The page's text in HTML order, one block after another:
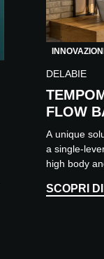
DELABIE
FLOW
A unique
a single-
high body
elegant look
SCOPRI